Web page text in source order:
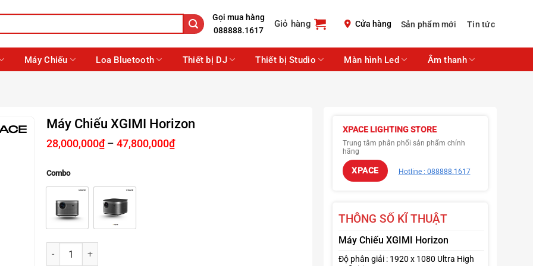
Gọi mua hàng
088888.1617
Giỏ hàng Cửa hàng Sản phẩm mới Tin tức
Máy Chiếu Loa Bluetooth Thiết bị DJ Thiết bị Studio Màn hình Led Âm thanh
Máy Chiếu XGIMI Horizon
28,000,000₫ – 47,800,000₫Khoảng
Combo
Máy Chiếu XGIMI Horizon số lượng
XPACE LIGHTING STORE
Trung tâm phân phối sản phẩm chính
hãng
XPACE Hotline : 088888.1617
THÔNG SỐ KĨ THUẬT
Máy Chiếu XGIMI Horizon
Độ phân giải : 1920 x 1080 Ultra High